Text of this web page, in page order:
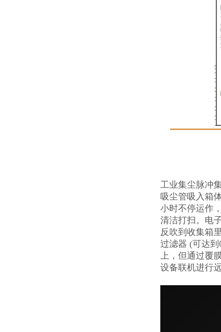
工业集尘脉冲
吸尘管吸入箱
小时不停运作
清洁打扫。电
反吹到收集箱
过滤器 (可达
上，但通过覆
设备联机进行